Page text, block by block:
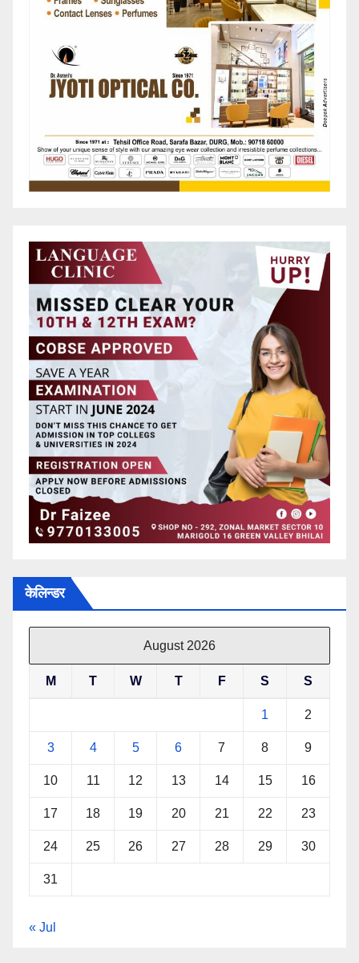
केलिन्डर
August 2026
M T W T F S S
1 2
3 4 5 6 7 8 9
10 11 12 13 14 15 16
17 18 19 20 21 22 23
24 25 26 27 28 29 30
31
« Jul